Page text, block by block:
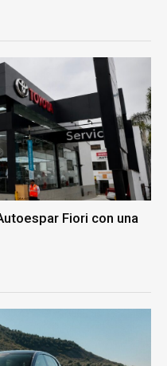
Fiori con una